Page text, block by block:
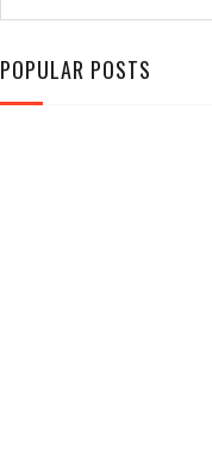
POPULAR POSTS